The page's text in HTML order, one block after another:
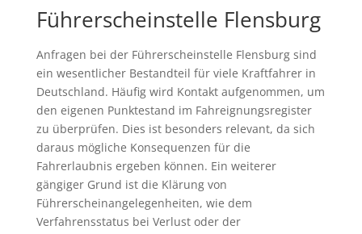
Führerscheinstelle Flensburg
Anfragen bei der Führerscheinstelle Flensburg sind
ein wesentlicher Bestandteil für viele Kraftfahrer in
Deutschland. Häufig wird Kontakt aufgenommen, um
den eigenen Punktestand im Fahreignungsregister
zu überprüfen. Dies ist besonders relevant, da sich
daraus mögliche Konsequenzen für die
Fahrerlaubnis ergeben können. Ein weiterer
gängiger Grund ist die Klärung von
Führerscheinangelegenheiten, wie dem
Verfahrensstatus bei Verlust oder der